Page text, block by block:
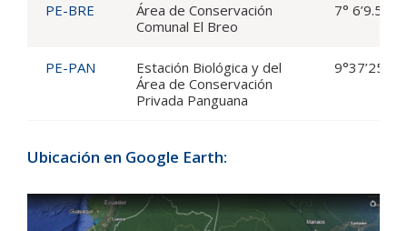
PE-BRE
Área de Conservación
Comunal El Breo
7° 6’9.57″S
PE-PAN
Estación Biológica y del
Área de Conservación
Privada Panguana
Ubicación en Google Earth: